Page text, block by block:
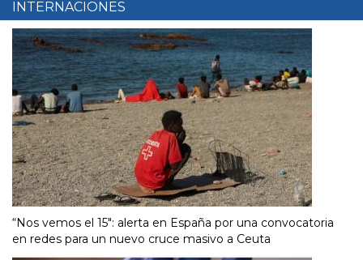
INTERNACIONES
“Nos vemos el 15″: alerta en España por una convocatoria
en redes para un nuevo cruce masivo a Ceuta